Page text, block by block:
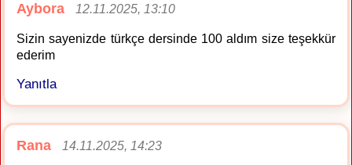
Aybora 12.11.2025, 13:10
Sizin sayenizde türkçe dersinde 100 aldım size teşekkür
ederim
Yanıtla
Rana 14.11.2025, 14:23